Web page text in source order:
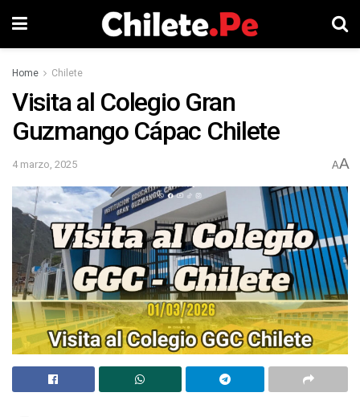
Home Chilete
Visita al Colegio Gran
Guzmango Cápac Chilete
4 marzo, 2025 AA